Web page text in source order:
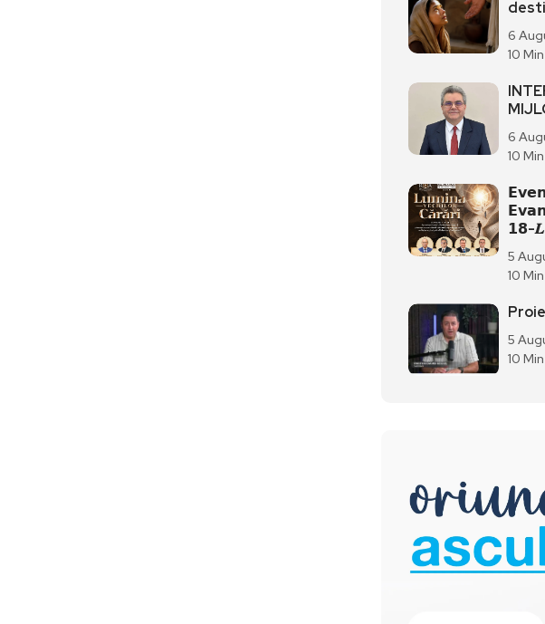
6
10
6
10
𝟭𝟴-
5
10
5
10